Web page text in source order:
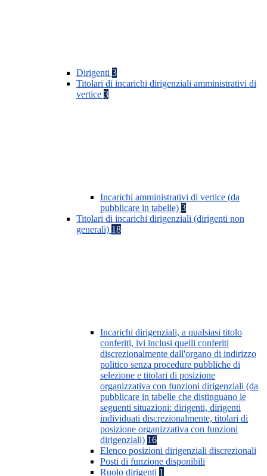
Dirigenti 3
Titolari di incarichi dirigenziali amministrativi di
vertice 3
Incarichi amministrativi di vertice (da
pubblicare in tabelle) 3
Titolari di incarichi dirigenziali (dirigenti non
generali) 18
Incarichi dirigenziali, a qualsiasi titolo
conferiti, ivi inclusi quelli conferiti
discrezionalmente dall'organo di indirizzo
politico senza procedure pubbliche di
selezione e titolari di posizione
organizzativa con funzioni dirigenziali (da
pubblicare in tabelle che distinguano le
seguenti situazioni: dirigenti, dirigenti
individuati discrezionalmente, titolari di
posizione organizzativa con funzioni
dirigenziali) 16
Elenco posizioni dirigenziali discrezionali
Posti di funzione disponibili
Ruolo dirigenti 1